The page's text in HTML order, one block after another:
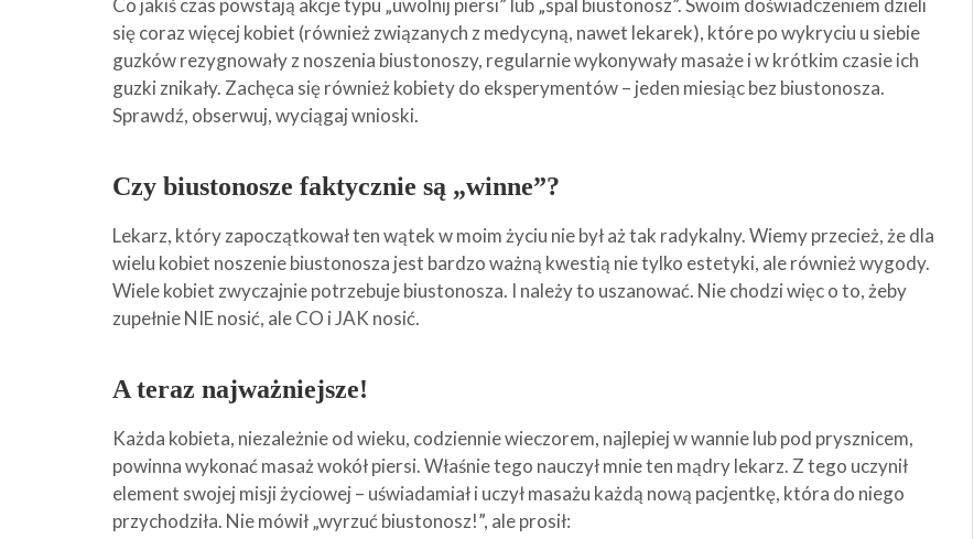
Co jakiś czas powstają akcje typu „uwolnij piersi” lub „spal biustonosz”. Swoim doświadczeniem dzieli
się coraz więcej kobiet (również związanych z medycyną, nawet lekarek), które po wykryciu u siebie
guzków rezygnowały z noszenia biustonoszy, regularnie wykonywały masaże i w krótkim czasie ich
guzki znikały. Zachęca się również kobiety do eksperymentów – jeden miesiąc bez biustonosza.
Sprawdź, obserwuj, wyciągaj wnioski.
Czy biustonosze faktycznie są „winne”?
Lekarz, który zapoczątkował ten wątek w moim życiu nie był aż tak radykalny. Wiemy przecież, że dla
wielu kobiet noszenie biustonosza jest bardzo ważną kwestią nie tylko estetyki, ale również wygody.
Wiele kobiet zwyczajnie potrzebuje biustonosza. I należy to uszanować. Nie chodzi więc o to, żeby
zupełnie NIE nosić, ale CO i JAK nosić.
A teraz najważniejsze!
Każda kobieta, niezależnie od wieku, codziennie wieczorem, najlepiej w wannie lub pod prysznicem,
powinna wykonać masaż wokół piersi. Właśnie tego nauczył mnie ten mądry lekarz. Z tego uczynił
element swojej misji życiowej – uświadamiał i uczył masażu każdą nową pacjentkę, która do niego
przychodziła. Nie mówił „wyrzuć biustonosz!”, ale prosił: